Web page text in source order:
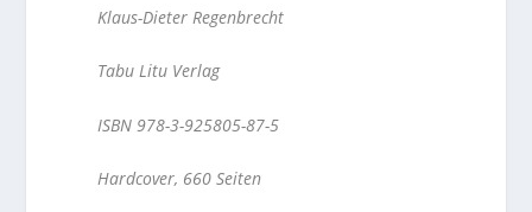
Klaus-Dieter Regenbrecht
Tabu Litu Verlag
ISBN 978-3-925805-87-5
Hardcover, 660 Seiten